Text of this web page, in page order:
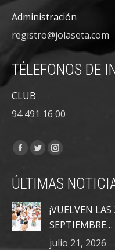
Administración
registro@jolaseta.com
TÉLEFONOS DE
CLUB
94 491 16 00
Encuéntranos en:
Facebook
opens
in
new
window
Twitter
opens
in
new
window
Instagram
opens
new
window
ÚLTIMAS
¡VUELVEN
SEPTIEMBRE…
julio 21, 2026